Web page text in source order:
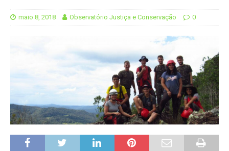
maio 8, 2018 Observatório Justiça e Conservação 0